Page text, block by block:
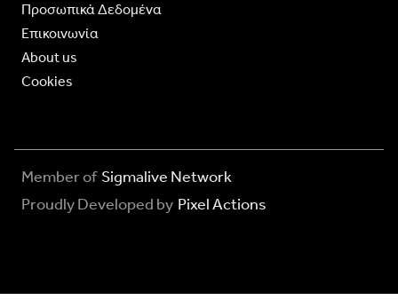
Προσωπικά Δεδομένα
Επικοινωνία
About us
Cookies
Member of Sigmalive Network
Proudly Developed by Pixel Actions